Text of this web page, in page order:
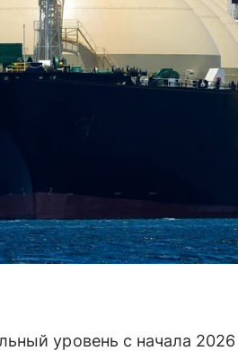
уровень с начала